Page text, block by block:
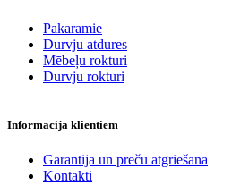
Pakaramie
Durvju atdures
Mēbeļu rokturi
Durvju rokturi
Informācija klientiem
Garantija un preču atgriešana
Kontakti